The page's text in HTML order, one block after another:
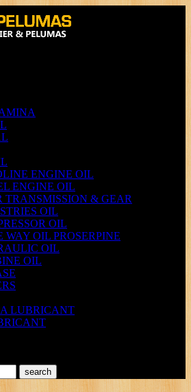
ENGINE OIL
ENGINE OIL
TRANSMISSION & GEAR
OIL
OIL
WAY OIL PROSERPINE
OIL
OIL
LUBRICANT